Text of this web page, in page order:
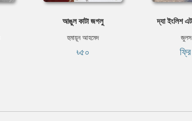
আঙুল কাটা জগলু
হুমায়ূন আহমেদ
৳৫০
দ্যা ইংলিশ
জুলস